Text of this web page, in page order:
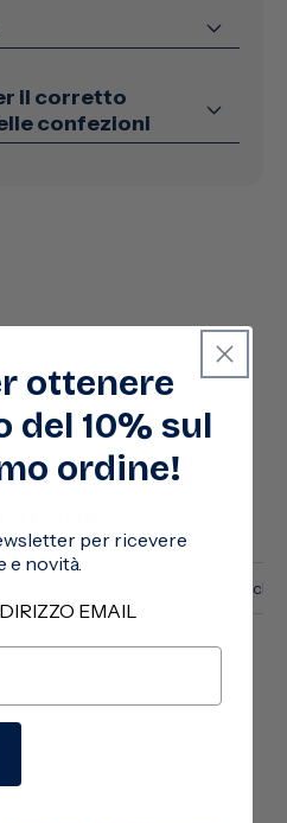
il corretto
confezioni
seller
Trucco occhi
ottenere
del 10% sul
ordine!
per ricevere
e novità.
EMAIL